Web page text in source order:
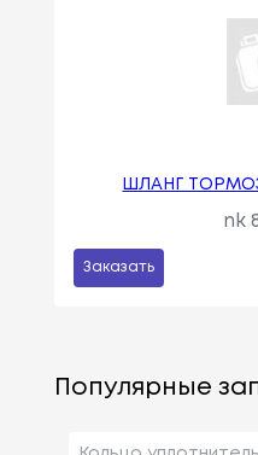
ШЛАНГ
nk
Заказать
Популярные